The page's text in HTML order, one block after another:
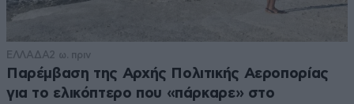
ΕΛΛΑΔΑ2 ω. πριν
Παρέμβαση της Αρχής Πολιτικής Αεροπορίας
για το ελικόπτερο που «πάρκαρε» στο